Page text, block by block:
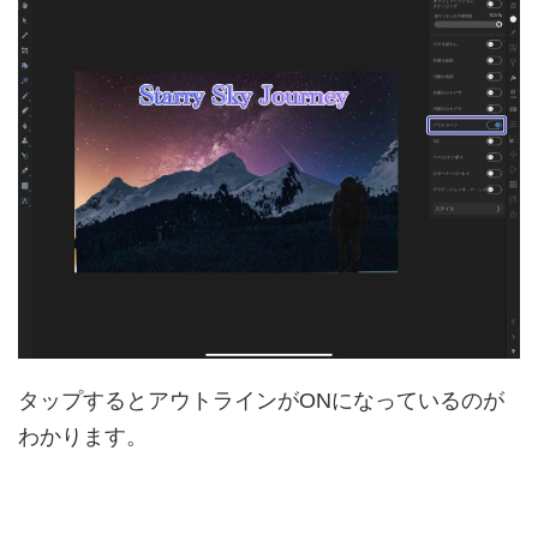
タップするとアウトラインがONになっているのが
わかります。